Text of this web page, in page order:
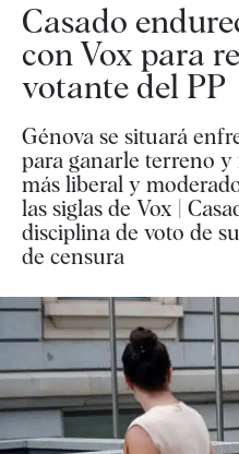
Casado
con Vox para
votante del PP
Génova se situará
para ganarle terreno
más liberal y
las siglas de Vox |
disciplina de voto de
de censura